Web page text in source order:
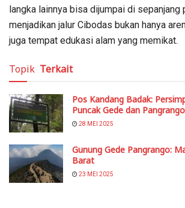
langka lainnya bisa dijumpai di sepanjang
menjadikan jalur Cibodas bukan hanya
juga tempat edukasi alam yang memikat.
Topik Terkait
Pos Kandang Badak:
Puncak Gede dan Pangrango
28 MEI 2025
Gunung Gede Pangrango:
Barat
23 MEI 2025